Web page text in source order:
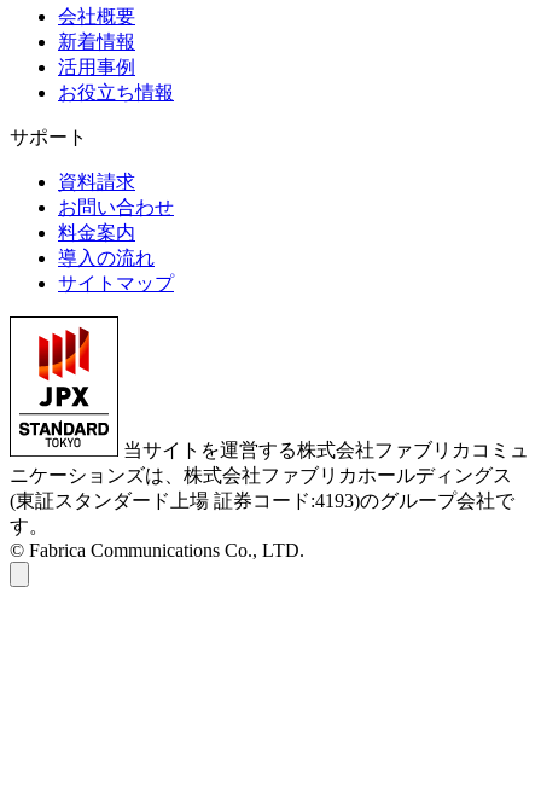
会社概要
新着情報
活用事例
お役立ち情報
サポート
資料請求
お問い合わせ
料金案内
導入の流れ
サイトマップ
当サイトを運営する株式会社ファブリカコミュ
ニケーションズは、株式会社ファブリカホールディングス
(東証スタンダード上場 証券コード:4193)のグループ会社で
す。
© Fabrica Communications Co., LTD.